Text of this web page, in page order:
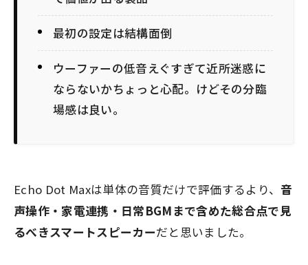
最初の設定は結構面倒
ウーファーの低音えぐすぎて近所迷惑に
ならないかちょっと心配。けどその分臨
場感は良い。
Echo Dot Maxは単体の音質だけで評価するより、音
声操作・家電連携・日常BGMまで含めた総合点で見
るべきスマートスピーカーだと思いました。